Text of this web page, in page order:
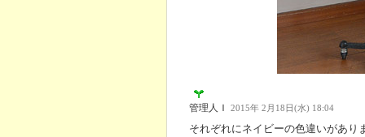
管理人Ｉ 2015年 2月18日(水) 18:04
それぞれにネイビーの色違いがあり